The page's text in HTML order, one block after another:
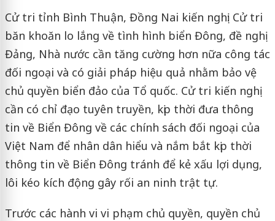
Cử tri tỉnh Bình Thuận, Đồng Nai kiến nghị: Cử tri
băn khoăn lo lắng về tình hình biển Đông, đề nghị
Đảng, Nhà nước cần tăng cường hơn nữa công tác
đối ngoại và có giải pháp hiệu quả nhằm bảo vệ
chủ quyền biển đảo của Tổ quốc. Cử tri kiến nghị
cần có chỉ đạo tuyên truyền, kịp thời đưa thông
tin về Biển Đông về các chính sách đối ngoại của
Việt Nam để nhân dân hiểu và nắm bắt kịp thời
thông tin về Biển Đông tránh để kẻ xấu lợi dụng,
lôi kéo kích động gây rối an ninh trật tự.
Trước các hành vi vi phạm chủ quyền, quyền chủ